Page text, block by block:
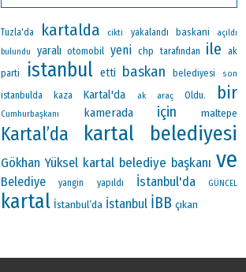
Tuzla'da kartalda cikti yakalandı baskani
açıldı
bulundu
yaralı otomobil yeni chp tarafından ile
ak
parti
istanbul etti baskan belediyesi son
istanbulda kaza Kartal'da ak araç Oldu. bir
Cumhurbaşkanı kamerada için maltepe
Kartal’da kartal belediyesi
Gökhan Yüksel kartal belediye başkanı ve
Belediye yangin yapıldı İstanbul'da GÜNCEL
kartal İstanbul’da İstanbul İBB çıkan